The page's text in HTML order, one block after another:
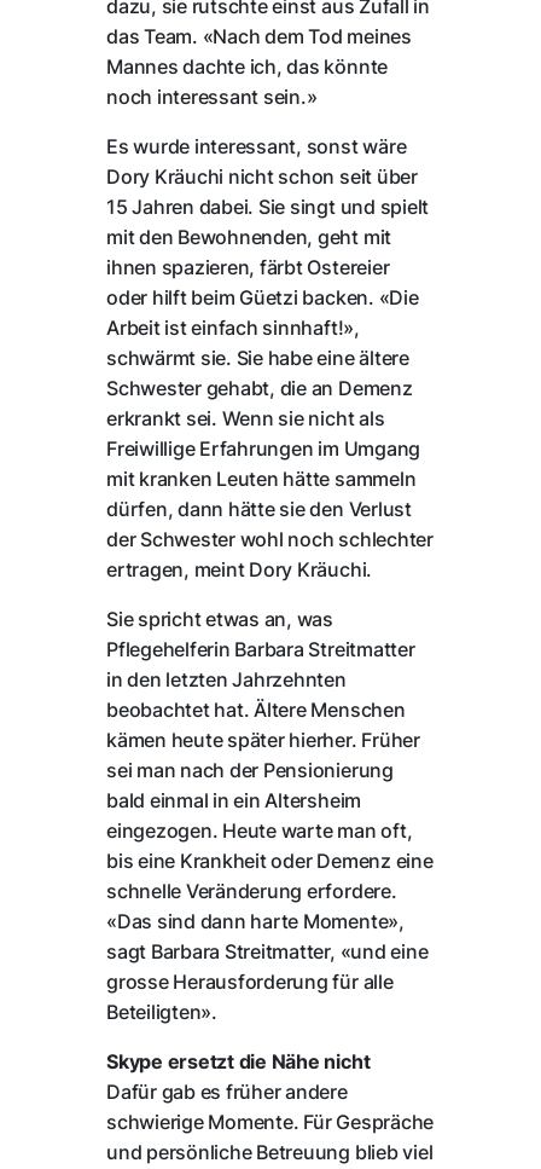
dazu, sie rutschte einst aus Zufall in
das Team. «Nach dem Tod meines
Mannes dachte ich, das könnte
noch interessant sein.»
Es wurde interessant, sonst wäre
Dory Kräuchi nicht schon seit über
15 Jahren dabei. Sie singt und spielt
mit den Bewohnenden, geht mit
ihnen spazieren, färbt Ostereier
oder hilft beim Güetzi backen. «Die
Arbeit ist einfach sinnhaft!»,
schwärmt sie. Sie habe eine ältere
Schwester gehabt, die an Demenz
erkrankt sei. Wenn sie nicht als
Freiwillige Erfahrungen im Umgang
mit kranken Leuten hätte sammeln
dürfen, dann hätte sie den Verlust
der Schwester wohl noch schlechter
ertragen, meint Dory Kräuchi.
Sie spricht etwas an, was
Pflegehelferin Barbara Streitmatter
in den letzten Jahrzehnten
beobachtet hat. Ältere Menschen
kämen heute später hierher. Früher
sei man nach der Pensionierung
bald einmal in ein Altersheim
eingezogen. Heute warte man oft,
bis eine Krankheit oder Demenz eine
schnelle Veränderung erfordere.
«Das sind dann harte Momente»,
sagt Barbara Streitmatter, «und eine
grosse Herausforderung für alle
Beteiligten».
Skype ersetzt die Nähe nicht
Dafür gab es früher andere
schwierige Momente. Für Gespräche
und persönliche Betreuung blieb viel